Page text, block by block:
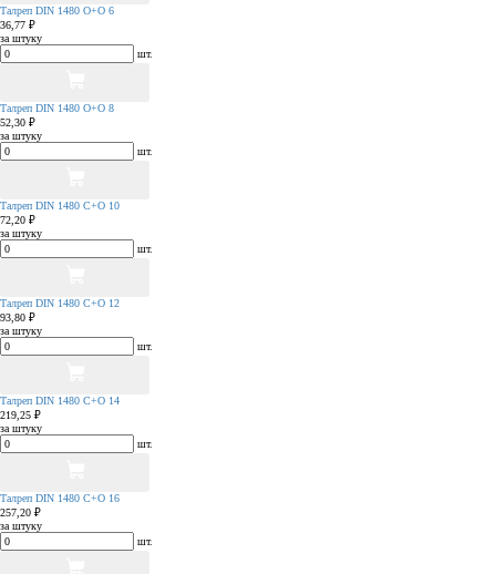
Талреп DIN 1480 О+О 6
36,77 ₽
за штуку
шт.
Талреп DIN 1480 О+О 8
52,30 ₽
за штуку
шт.
Талреп DIN 1480 С+О 10
72,20 ₽
за штуку
шт.
Талреп DIN 1480 С+О 12
93,80 ₽
за штуку
шт.
Талреп DIN 1480 С+О 14
219,25 ₽
за штуку
шт.
Талреп DIN 1480 С+О 16
257,20 ₽
за штуку
шт.